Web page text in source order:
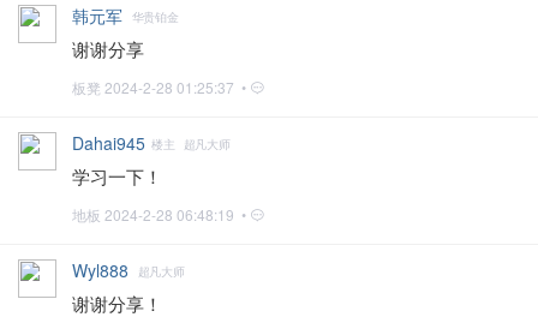
韩元军 华贵铂金
谢谢分享
板凳 2024-2-28 01:25:37 •
Dahai945 楼主 超凡大师
学习一下！
地板 2024-2-28 06:48:19 •
Wyl888 超凡大师
谢谢分享！